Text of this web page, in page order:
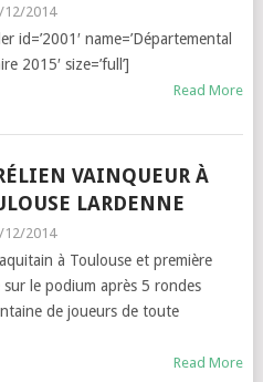
12/2014
id=’2001′ name=’Départemental
2015′ size=’full’]
Read More
VAINQUEUR À
LARDENNE
12/2014
à Toulouse et première
sur le podium après 5 rondes
de joueurs de toute
Read More